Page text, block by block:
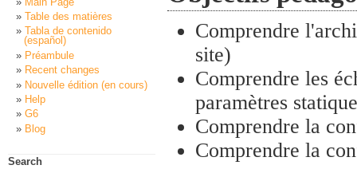
Comprendre
site)
Comprendre les
paramètres
Comprendre la
Comprendre la
Table des matières
Tabla de contenido
(español)
Préambule
Recent changes
Nouvelle édition (en cours)
Help
G6
Blog
Search